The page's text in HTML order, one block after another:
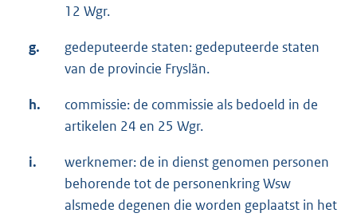
12 Wgr.
g.
gedeputeerde staten: gedeputeerde staten
van de provincie Fryslän.
h.
commissie: de commissie als bedoeld in de
artikelen 24 en 25 Wgr.
i.
werknemer: de in dienst genomen personen
behorende tot de personenkring Wsw
alsmede degenen die worden geplaatst in het